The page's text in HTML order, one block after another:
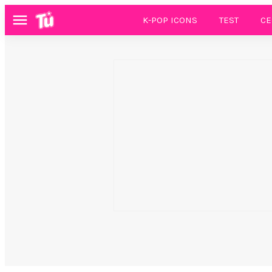
Menú K-POP ICONS TEST